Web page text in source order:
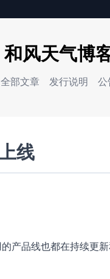
和风天气博
全部文章 发行说明 公
线
产品线也都在持续更